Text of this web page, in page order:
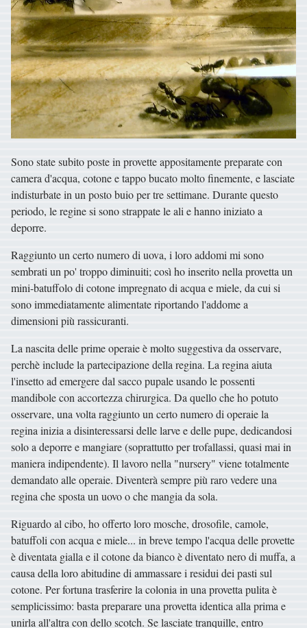
Sono state subito poste in provette appositamente preparate con
camera d'acqua, cotone e tappo bucato molto finemente, e lasciate
indisturbate in un posto buio per tre settimane. Durante questo
periodo, le regine si sono strappate le ali e hanno iniziato a
deporre.
Raggiunto un certo numero di uova, i loro addomi mi sono
sembrati un po' troppo diminuiti; così ho inserito nella provetta un
mini-batuffolo di cotone impregnato di acqua e miele, da cui si
sono immediatamente alimentate riportando l'addome a
dimensioni più rassicuranti.
La nascita delle prime operaie è molto suggestiva da osservare,
perchè include la partecipazione della regina. La regina aiuta
l'insetto ad emergere dal sacco pupale usando le possenti
mandibole con accortezza chirurgica. Da quello che ho potuto
osservare, una volta raggiunto un certo numero di operaie la
regina inizia a disinteressarsi delle larve e delle pupe, dedicandosi
solo a deporre e mangiare (soprattutto per trofallassi, quasi mai in
maniera indipendente). Il lavoro nella "nursery" viene totalmente
demandato alle operaie. Diventerà sempre più raro vedere una
regina che sposta un uovo o che mangia da sola.
Riguardo al cibo, ho offerto loro mosche, drosofile, camole,
batuffoli con acqua e miele... in breve tempo l'acqua delle provette
è diventata gialla e il cotone da bianco è diventato nero di muffa, a
causa della loro abitudine di ammassare i residui dei pasti sul
cotone. Per fortuna trasferire la colonia in una provetta pulita è
semplicissimo: basta preparare una provetta identica alla prima e
unirla all'altra con dello scotch. Se lasciate tranquille, entro